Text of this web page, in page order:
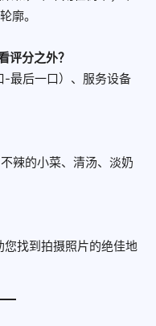
廓。
评分之外？
-最后一口）、服务设备
辣的小菜、清汤、淡奶
找到拍摄照片的绝佳地